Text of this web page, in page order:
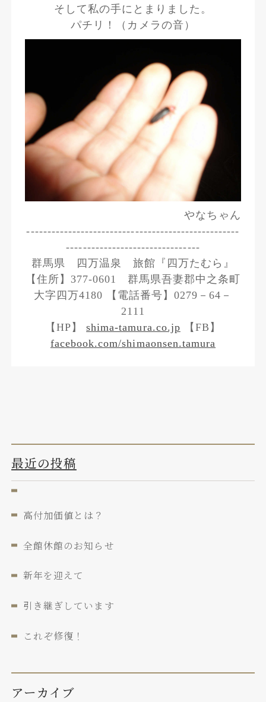
そして私の手にとまりました。
パチリ！（カメラの音）
やなちゃん
---------------------------------------------------
--------------------------------
群馬県 四万温泉 旅館『四万たむら』
【住所】377-0601 群馬県吾妻郡中之条町
大字四万4180 【電話番号】0279－64－
2111
【HP】shima-tamura.co.jp 【FB】
facebook.com/shimaonsen.tamura
最近の投稿
高付加価値とは？
全館休館のお知らせ
新年を迎えて
引き継ぎしています
これぞ修復！
アーカイブ